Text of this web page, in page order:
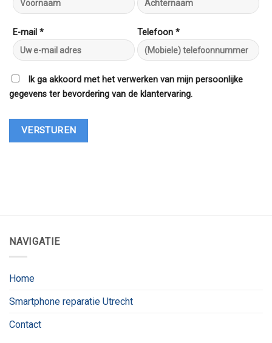
E-mail * Telefoon *
Ik ga akkoord met het verwerken van mijn persoonlijke
gegevens ter bevordering van de klantervaring.
NAVIGATIE
Home
Smartphone reparatie Utrecht
Contact